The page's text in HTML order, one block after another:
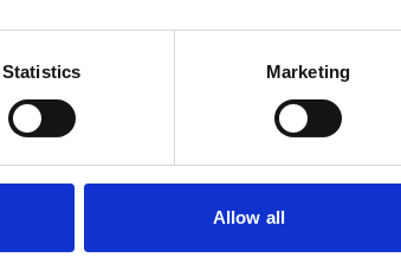
Statistics Marketing
Allow all